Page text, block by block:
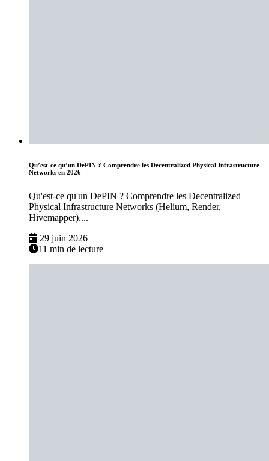
Qu’est-ce qu’un DePIN ? Comprendre les Decentralized Physical Infrastructure
Networks en 2026
Qu'est-ce qu'un DePIN ? Comprendre les Decentralized
Physical Infrastructure Networks (Helium, Render,
Hivemapper)....
29 juin 2026
11 min de lecture